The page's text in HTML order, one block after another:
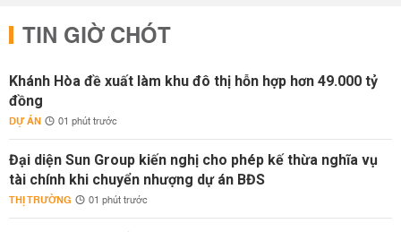
TIN GIỜ CHÓT
Khánh Hòa đề xuất làm khu đô thị hỗn hợp hơn 49.000 tỷ
đồng
DỰ ÁN 01 phút trước
Đại diện Sun Group kiến nghị cho phép kế thừa nghĩa vụ
tài chính khi chuyển nhượng dự án BĐS
THỊ TRƯỜNG 01 phút trước